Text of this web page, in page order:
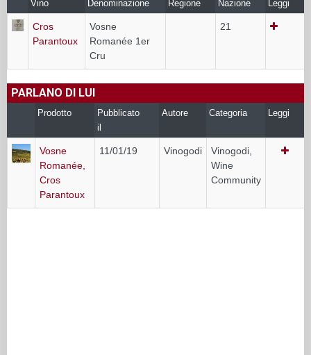
Vino Denominazione Regione Nazione Leggi
Cros
Parantoux
Vosne
Romanée 1er
Cru
21
PARLANO DI LUI
Prodotto
Pubblicato
il
Autore Categoria Leggi
Vosne
Romanée,
Cros
Parantoux
11/01/19 Vinogodi
Vinogodi,
Wine
Community